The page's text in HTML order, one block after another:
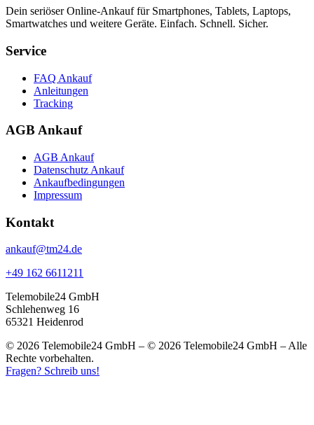
Dein seriöser Online-Ankauf für Smartphones, Tablets, Laptops,
Smartwatches und weitere Geräte. Einfach. Schnell. Sicher.
Service
FAQ Ankauf
Anleitungen
Tracking
AGB Ankauf
AGB Ankauf
Datenschutz Ankauf
Ankaufbedingungen
Impressum
Kontakt
ankauf@tm24.de
+49 162 6611211
Telemobile24 GmbH
Schlehenweg 16
65321 Heidenrod
© 2026 Telemobile24 GmbH – © 2026 Telemobile24 GmbH – Alle
Rechte vorbehalten.
Fragen? Schreib uns!